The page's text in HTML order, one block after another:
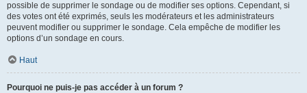
possible de supprimer le sondage ou de modifier ses options. Cependant, si
des votes ont été exprimés, seuls les modérateurs et les administrateurs
peuvent modifier ou supprimer le sondage. Cela empêche de modifier les
options d’un sondage en cours.
Haut
Pourquoi ne puis-je pas accéder à un forum ?